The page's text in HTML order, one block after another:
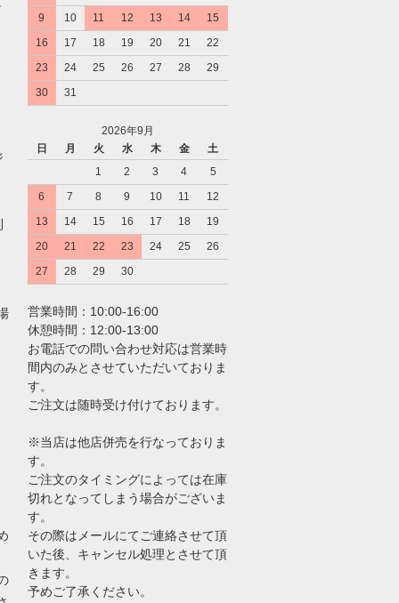
9
10 11 12 13 14
15
16
17 18 19 20 21
22
23
24 25 26 27 28
29
30
31
2026年9月
日
月 火 水 木 金
土
1
2 3 4
5
6
7 8 9 10 11
12
13
14 15 16 17 18
19
20
21 22 23 24 25
26
27
28 29 30
営業時間：10:00-16:00
休憩時間：12:00-13:00
お電話での問い合わせ対応は営業時
間内のみとさせていただいておりま
す。
ご注文は随時受け付けております。
※当店は他店併売を行なっておりま
す。
ご注文のタイミングによっては在庫
切れとなってしまう場合がございま
す。
その際はメールにてご連絡させて頂
いた後、キャンセル処理とさせて頂
きます。
予めご了承ください。